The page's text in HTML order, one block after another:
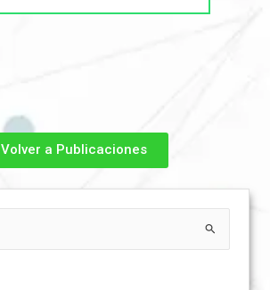
Volver a Publicaciones